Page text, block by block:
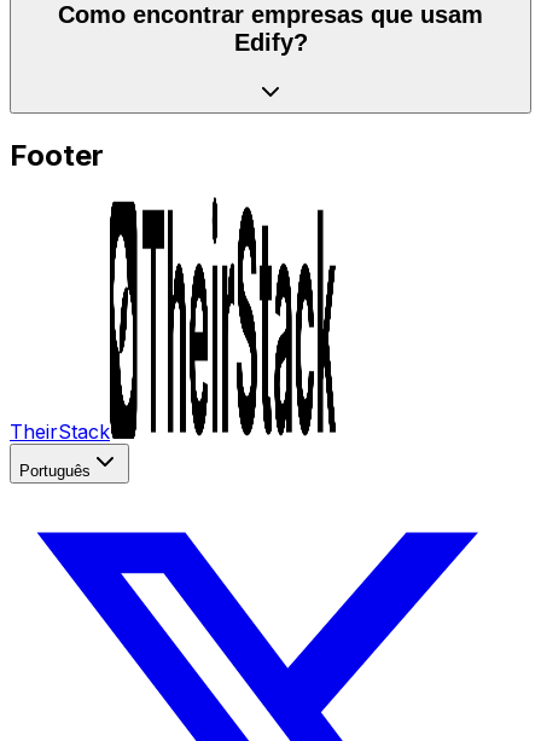
Como encontrar empresas que usam
Edify?
Footer
TheirStack
Português